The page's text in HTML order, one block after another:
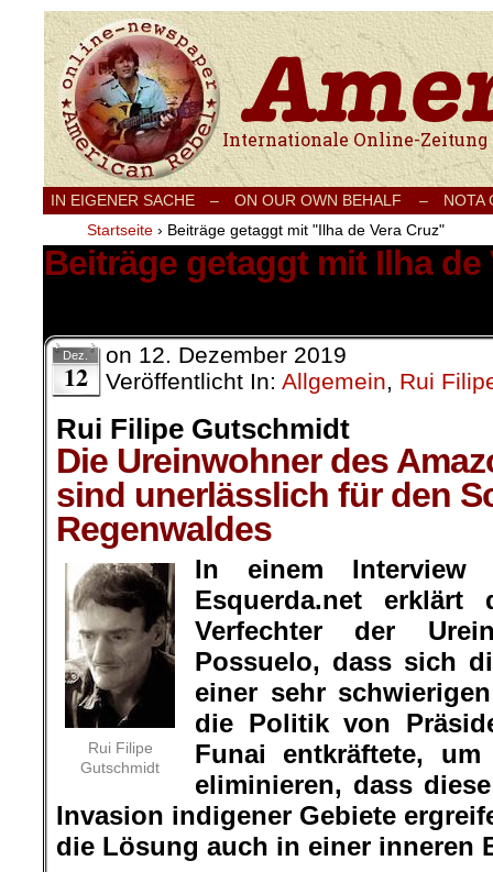
Internationale Onlinezeitung für Frieden,
IN EIGENER SACHE – ON OUR OWN BEHALF –
NOTA
Startseite › Beiträge getaggt mit "Ilha de Vera Cruz"
Beiträge getaggt mit Ilha de
Dez.
12
on 12. Dezember 2019
Veröffentlicht In: Allgemein, Rui
Rui Filipe Gutschmidt
Die Ureinwohner des
sind unerlässlich für den
Regenwaldes
Rui Filipe
Gutschmidt
In einem
Esquerda.net erklärt
Verfechter der
Possuelo, dass sich
einer sehr
die Politik von
Funai entkräftete,
eliminieren, dass
Invasion indigener Gebiete
die Lösung auch in einer inneren